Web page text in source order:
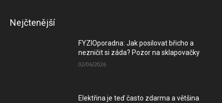
Nejčtenější
FYZIOporadna: Jak posilovat břicho a
nezničit si záda? Pozor na sklapovačky
02/06/2026
Elektřina je teď často zdarma a většina